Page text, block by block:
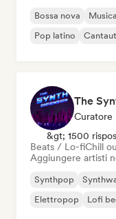
Bossa nova
Pop latino
The
Curatore
&gt; 1500
Beats / Lo-fiChill
Aggiungere artisti
Synthpop
Elettropop
Lofi